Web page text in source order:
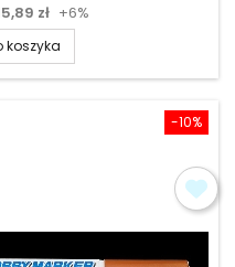
zł +6%
koszyka
-10%